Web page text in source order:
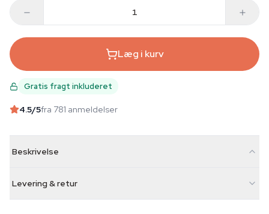
Læg i kurv
Gratis fragt inkluderet
4.5/5fra 781 anmeldelser
Beskrivelse
Levering & retur